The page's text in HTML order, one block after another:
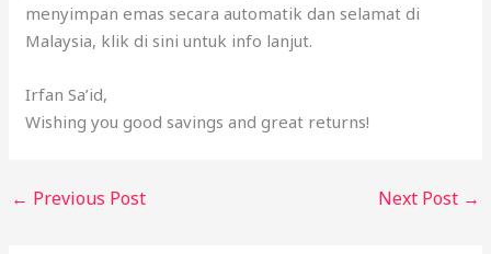
menyimpan emas secara automatik dan selamat di
Malaysia, klik di sini untuk info lanjut.
Irfan Sa’id,
Wishing you good savings and great returns!
← Previous Post Next Post →